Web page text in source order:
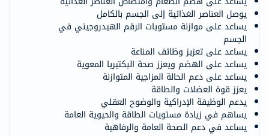
يوصل العناصر الغذائية إلى الجسم بالكامل
يساعد على موازنة مستويات الرقم الهيدروجيني في
الجسم
يساعد على تعزيز وظائف المناعة
يساعد على الهضم ويعزز صحة البكتيريا المعوية
يساعد على دعم الحالة المزاجية المتوازنة
يعزز قوة العضلات والطاقة
يدعم الوظيفة الإدراكية والوضوح العقلي
يساهم في زيادة مستويات الطاقة والحيوية العامة
يساعد في دعم الصحة العامة والرفاهية